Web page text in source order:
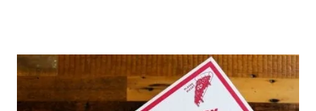
#NEW VINTAGE #マイナーグッド図鑑
#MONTHLY JOURNAL